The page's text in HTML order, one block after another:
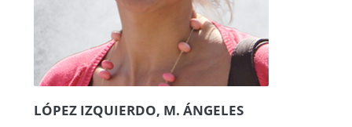
LÓPEZ IZQUIERDO, M. ÁNGELES